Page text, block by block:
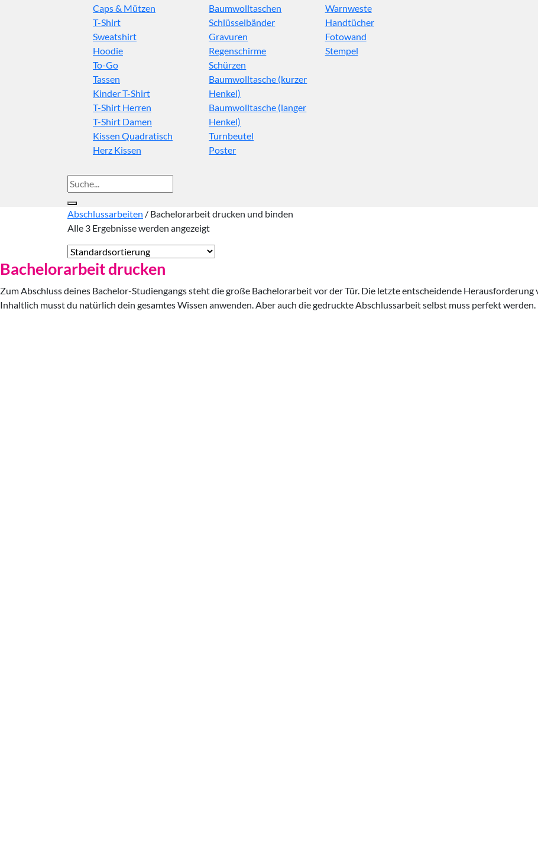
Caps & Mützen
T-Shirt
Sweatshirt
Hoodie
To-Go
Baumwolltaschen
Schlüsselbänder
Gravuren
Regenschirme
Schürzen
Warnweste
Handtücher
Fotowand
Stempel
Tassen
Kinder T-Shirt
T-Shirt Herren
T-Shirt Damen
Kissen Quadratisch
Herz Kissen
Baumwolltasche (kurzer
Henkel)
Baumwolltasche (langer
Henkel)
Turnbeutel
Poster
Suche
nach:
Abschlussarbeiten / Bachelorarbeit drucken und binden
Alle 3 Ergebnisse werden angezeigt
Bachelorarbeit drucken
Zum Abschluss deines Bachelor-Studiengangs steht die große Bachelorarbeit vor der Tür. Die letzte entscheidende
Inhaltlich musst du natürlich dein gesamtes Wissen anwenden. Aber auch die gedruckte Abschlussarbeit selbst muss perfekt werden.